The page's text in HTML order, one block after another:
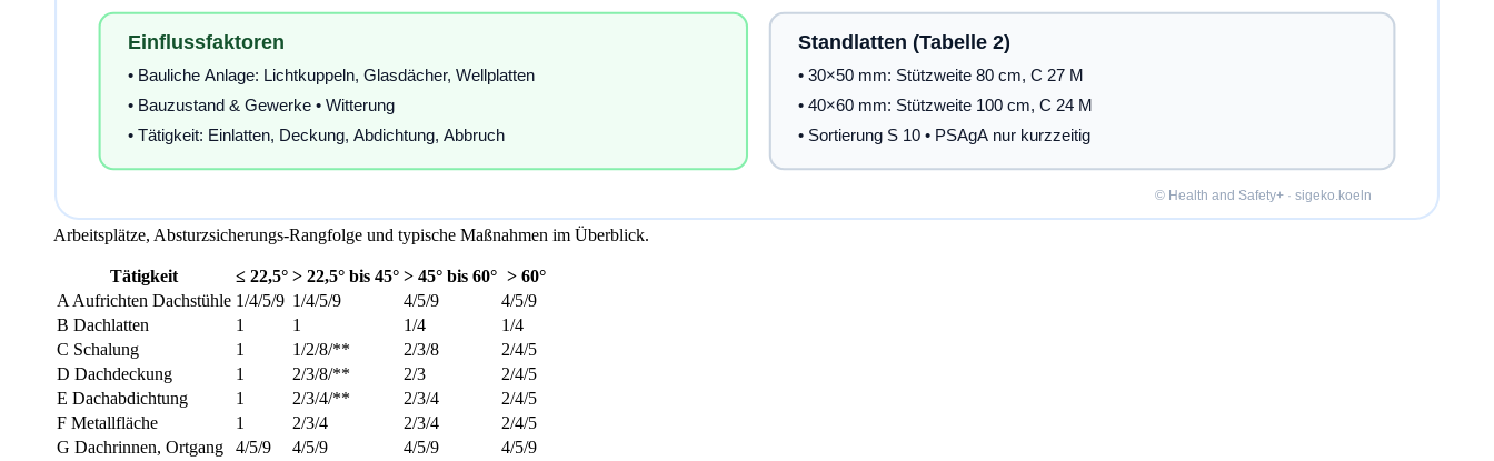
Arbeitsplätze, Absturzsicherungs-Rangfolge und typische Maßnahmen im Überblick.
Tätigkeit ≤ 22,5° > 22,5° bis 45° > 45° bis 60° > 60°
A Aufrichten Dachstühle 1/4/5/9 1/4/5/9 4/5/9
4/5/9
B Dachlatten
1 1 1/4
1/4
C Schalung
1 1/2/8/** 2/3/8
2/4/5
D Dachdeckung
1 2/3/8/** 2/3
2/4/5
E Dachabdichtung
1 2/3/4/** 2/3/4
2/4/5
F Metallfläche
1 2/3/4 2/3/4
2/4/5
G Dachrinnen, Ortgang
4/5/9 4/5/9 4/5/9
4/5/9